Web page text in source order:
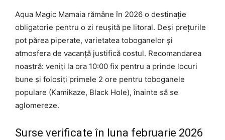
Aqua Magic Mamaia rămâne în 2026 o destinație
obligatorie pentru o zi reușită pe litoral. Deși prețurile
pot părea piperate, varietatea toboganelor și
atmosfera de vacanță justifică costul. Recomandarea
noastră: veniți la ora 10:00 fix pentru a prinde locuri
bune și folosiți primele 2 ore pentru toboganele
populare (Kamikaze, Black Hole), înainte să se
aglomereze.
Surse verificate în luna februarie 2026